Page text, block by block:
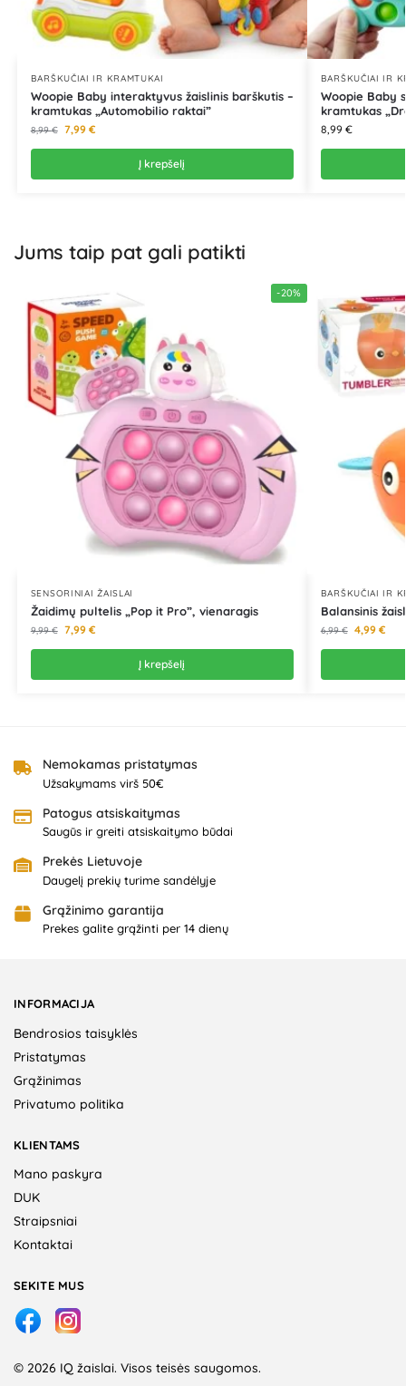
BARŠKUČIAI IR KRAMTUKAI
Woopie Baby interaktyvus žaislinis barškutis –
kramtukas „Automobilio raktai”
8,99€ 7,99 €
Į krepšelį
BARŠKUČIAI IR
Woopie Baby
kramtukas
8,99 €
Jums taip pat gali patikti
-20%
SENSORINIAI ŽAISLAI
Žaidimų pultelis „Pop it Pro”, vienaragis
9,99€ 7,99 €
Į krepšelį
BARŠKUČIAI IR
Balansinis
6,99€ 4,99 €
Nemokamas pristatymas
Užsakymams virš 50€
Patogus atsiskaitymas
Saugūs ir greiti atsiskaitymo būdai
Prekės Lietuvoje
Daugelį prekių turime sandėlyje
Grąžinimo garantija
Prekes galite grąžinti per 14 dienų
INFORMACIJA
Bendrosios taisyklės
Pristatymas
Grąžinimas
Privatumo politika
KLIENTAMS
Mano paskyra
DUK
Straipsniai
Kontaktai
SEKITE MUS
© 2026 IQ žaislai. Visos teisės saugomos.